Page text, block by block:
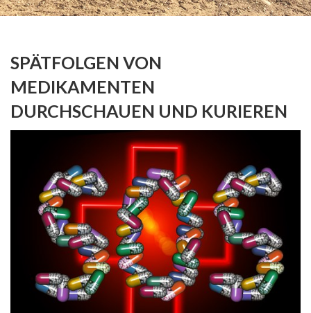
SPÄTFOLGEN VON
MEDIKAMENTEN
DURCHSCHAUEN UND KURIEREN